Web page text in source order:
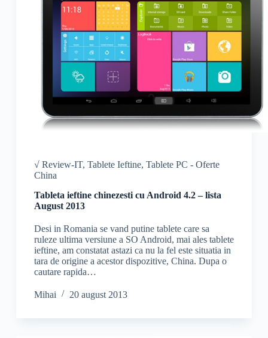
√ Review-IT, Tablete Ieftine, Tablete PC - Oferte
China
Tableta ieftine chinezesti cu Android 4.2 – lista
August 2013
Desi in Romania se vand putine tablete care sa
ruleze ultima versiune a SO Android, mai ales tablete
ieftine, am constatat astazi ca nu la fel este situatia in
tara de origine a acestor dispozitive, China. Dupa o
cautare rapida…
Mihai 20 august 2013